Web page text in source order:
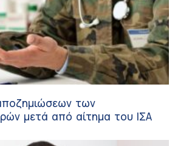
των
μετά από αίτημα του ΙΣΑ